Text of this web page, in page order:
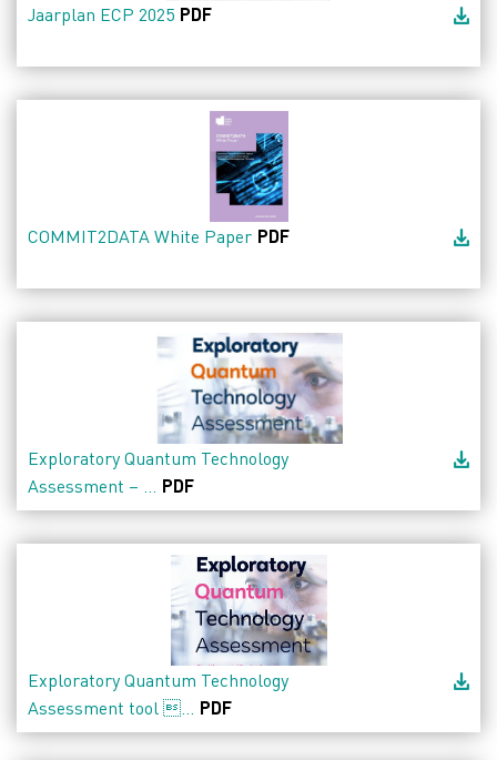
Jaarplan ECP 2025 PDF
COMMIT2DATA White Paper PDF
Exploratory Quantum Technology
Assessment – ...
PDF
Exploratory Quantum Technology
Assessment tool ...
PDF